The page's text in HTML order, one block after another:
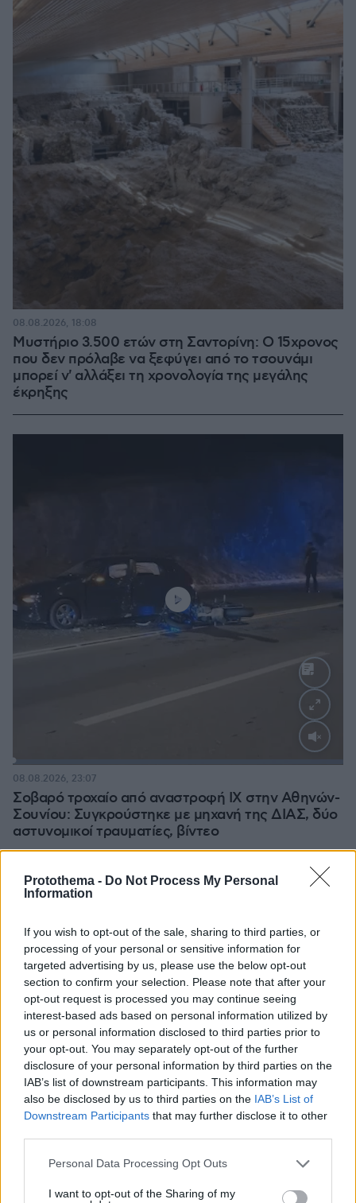
Protothema - Do Not Process My Personal
Information
If you wish to opt-out of the sale, sharing to third parties, or
processing of your personal or sensitive information for
targeted advertising by us, please use the below opt-out
section to confirm your selection. Please note that after your
opt-out request is processed you may continue seeing
interest-based ads based on personal information utilized by
us or personal information disclosed to third parties prior to
your opt-out. You may separately opt-out of the further
disclosure of your personal information by third parties on the
IAB’s list of downstream participants. This information may
also be disclosed by us to third parties on the IAB’s List of
Downstream Participants that may further disclose it to other
Please note that this website/app uses one or more Google
not limited to your visit or usage behaviour. You may click to
Personal Data Processing Opt Outs
I want to opt-out of the Sharing of my
Μυστήριο 3.500 ετών στη Σαντορίνη: Ο 15χρονος
που δεν πρόλαβε να ξεφύγει από το τσουνάμι
μπορεί ν' αλλάξει τη χρονολογία της μεγάλης
έκρηξης
08.08.2026, 18:08
Σοβαρό τροχαίο από αναστροφή ΙΧ στην Αθηνών-
Σουνίου: Συγκρούστηκε με μηχανή της ΔΙΑΣ, δύο
αστυνομικοί τραυματίες, βίντεο
08.08.2026, 23:07